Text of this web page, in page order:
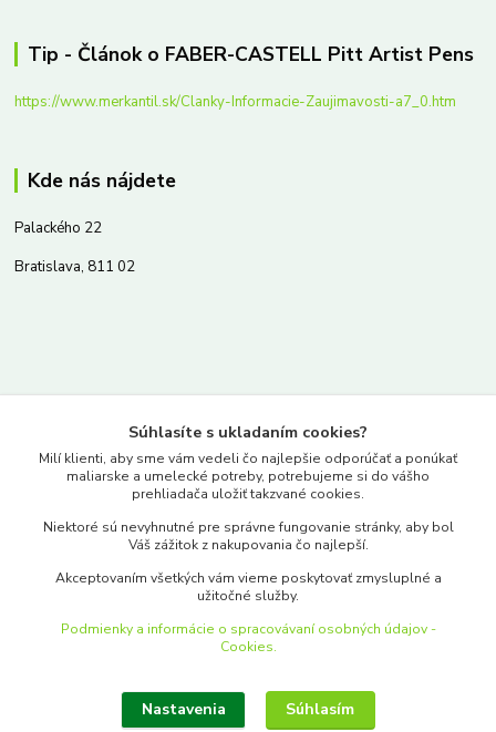
Tip - Článok o FABER-CASTELL Pitt Artist Pens
https://www.merkantil.sk/Clanky-Informacie-Zaujimavosti-a7_0.htm
Kde nás nájdete
Palackého 22
Bratislava, 811 02
www.merkantil.sk
Pondelok-Piatok: 9.00-17.00hod.
objednavky@merkantil-obchod.sk
Súhlasíte s ukladaním cookies?
Milí klienti, aby sme vám vedeli čo najlepšie odporúčať a ponúkať
maliarske a umelecké potreby, potrebujeme si do vášho
prehliadača uložiť takzvané cookies.
Niektoré sú nevyhnutné pre správne fungovanie stránky, aby bol
Váš zážitok z nakupovania čo najlepší.
Akceptovaním všetkých vám vieme poskytovať zmysluplné a
užitočné služby.
Podmienky a informácie o spracovávaní osobných údajov -
Cookies.
Nastavenia Súhlasím